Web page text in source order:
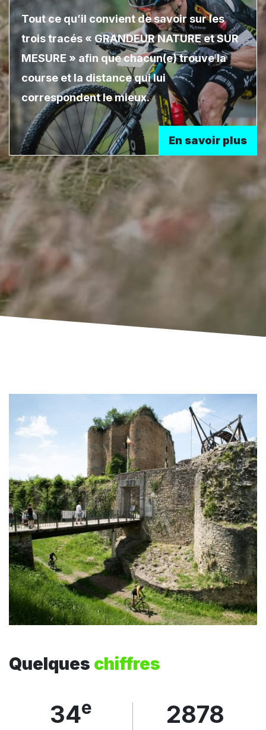
Tout ce qu’il convient de savoir sur les
trois tracés « GRANDEUR NATURE et SUR
MESURE » afin que chacun(e) trouve la
course et la distance qui lui
correspondent le mieux.
En savoir plus
Quelques chiffres
35e 3000